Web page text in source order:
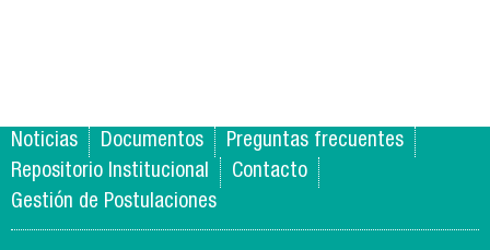
Noticias Documentos
Preguntas frecuentes
Repositorio Institucional
Contacto
Gestión de Postulaciones